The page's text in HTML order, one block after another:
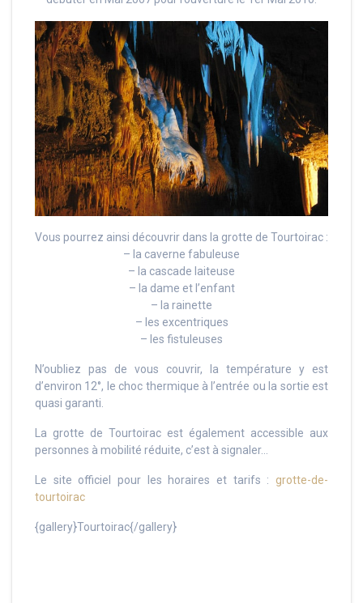
Vous pourrez ainsi découvrir dans la grotte de Tourtoirac :
– la caverne fabuleuse
– la cascade laiteuse
– la dame et l’enfant
– la rainette
– les excentriques
– les fistuleuses
N’oubliez pas de vous couvrir, la température y est
d’environ 12°, le choc thermique à l’entrée ou la sortie est
quasi garanti.
La grotte de Tourtoirac est également accessible aux
personnes à mobilité réduite, c’est à signaler…
Le site officiel pour les horaires et tarifs : grotte-de-
tourtoirac
{gallery}Tourtoirac{/gallery}